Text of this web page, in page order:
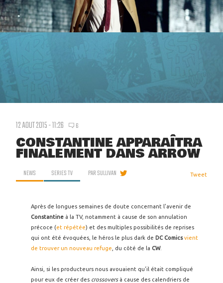
12 AOUT 2015 - 11:26 6
CONSTANTINE APPARAÎTRA
FINALEMENT DANS ARROW
NEWS SERIES TV PARSULLIVAN Tweet
Après de longues semaines de doute concernant l'avenir de
Constantine à la TV, notamment à cause de son annulation
précoce (et répétée) et des multiples possibilités de reprises
qui ont été évoquées, le héros le plus dark de DC Comics vient
de trouver un nouveau refuge , du côté de la CW.
Ainsi, si les producteurs nous avouaient qu'il était compliqué
pour eux de créer des crossoversà cause des calendriers de